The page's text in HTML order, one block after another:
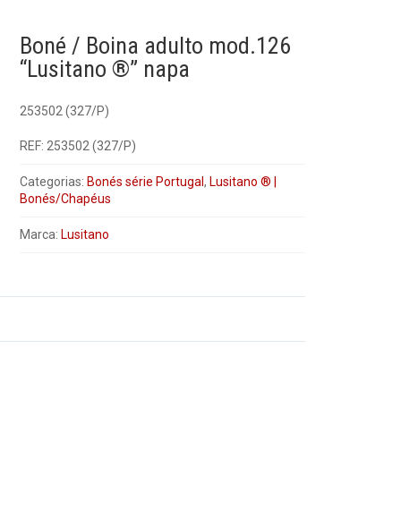
Boné / Boina adulto mod.126
“Lusitano ®” napa
253502 (327/P)
REF: 253502 (327/P)
Categorias: Bonés série Portugal , Lusitano ® |
Bonés/Chapéus
Marca: Lusitano